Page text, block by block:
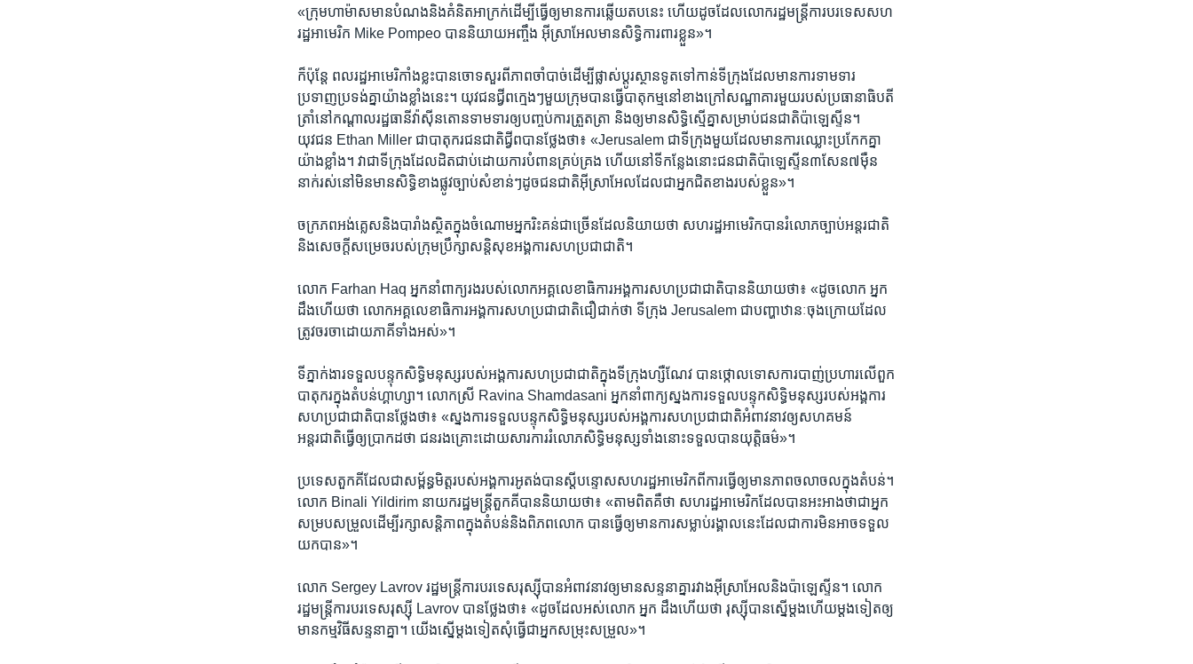
«ក្រុម​ហាម៉ាស​មាន​បំណង​និង​គំនិត​អាក្រក់​ដើម្បី​ធ្វើ​ឲ្យ​មាន​ការ​ឆ្លើយតប​នេះ ​ហើយ​ដូចដែល​លោករដ្ឋ​មន្ត្រី​ការ​បរទេស​សហ
រដ្ឋ​អាមេរិក Mike Pompeo ​បាននិយាយ​អញ្ចឹង ​អ៊ីស្រាអែល​មាន​សិទ្ធិការ​ពារ​ខ្លួន‍»។
ក៏ប៉ុន្តែ ​ពលរដ្ឋ​អាមេរិកាំង​ខ្លះ​បាន​ចោទ​សួរ​ពីភាព​ចាំបាច់​ដើម្បី​ផ្លាស់ប្តូរ​ស្ថានទូត​ទៅ​កាន់​ទីក្រុង​ដែល​មានការ​ទាមទារ​
ប្រទាញ​ប្រទង់​គ្នាយ៉ាង​ខ្លាំង​នេះ។ យុវជនជ្វីព​ក្មេងៗ​មួយ​ក្រុម​បាន​ធ្វើ​បាតុកម្ម​នៅ​ខាងក្រៅ​សណ្ឋាគារ​មួយរបស់​ប្រធានា​ធិបតី​
ត្រាំ​នៅ​កណ្តាល​រដ្ឋ​ធានី​វ៉ាស៊ីនតោន​ទាម​ទារ​ឲ្យ​បញ្ចប់​ការ​ត្រួតត្រា​ និង​ឲ្យ​មាន​សិទ្ធិ​ស្មើ​គ្នា​សម្រាប់​ជន​ជាតិ​ប៉ាឡេស្ទីន។
យុវជន Ethan Miller ជា​បាតុករ​ជន​ជាតិ​ជ្វីព​បាន​ថ្លែងថា៖ «Jerusalem ​ជាទីក្រុង​មួយ​ដែល​មាន​ការឈ្លោះ​ប្រកែក​គ្នា​
យ៉ាង​ខ្លាំង។ ​វា​ជា​ទីក្រុង​ដែល​ដិតជាប់​ដោយ​ការ​បំពានគ្រប់​គ្រង ​ហើយ​នៅ​ទី​កន្លែង​នោះ​ជន​ជាតិ​ប៉ាឡេស្ទីន​៣សែន​៧ម៉ឺន
នាក់​រស់​នៅ​មិន​មាន​សិទ្ធិ​ខាង​ផ្លូវ​ច្បាប់​សំខាន់ៗដូច​ជន​ជាតិ​អ៊ីស្រាអែល​ដែល​ជាអ្នក​ជិតខាង​របស់​ខ្លួន‍»។
ចក្រ​ភព​អង់គ្លេស​និង​បារាំង​ស្ថិត​ក្នុង​ចំណោម​អ្នករិះគន់​ជា​ច្រើន​ដែល​និយាយថា ​សហរដ្ឋ​អាមេរិក​បាន​រំលោភ​ច្បាប់​អន្តរជាតិ
និង​សេចក្តី​សម្រេច​របស់​ក្រុម​ប្រឹក្សា​សន្តិសុខ​អង្គការ​សហប្រជាជាតិ។
លោក Farhan Haq អ្នកនាំ​ពាក្យ​រង​របស់​លោក​អគ្គលេខាធិការ​អង្គការ​សហប្រជាជាតិ​បាន​និយាយថា៖ «ដូច​លោក អ្នក ​
ដឹង​ហើយ​ថា លោក​អគ្គលេខាធិការ​អង្គការ​សហប្រជាជាតិ​ជឿជាក់ថា ទីក្រុង Jerusalem ជា​បញ្ហា​ឋានៈចុង​ក្រោយ​ដែល​
ត្រូវ​ចរចា​ដោយ​ភាគី​ទាំងអស់‍»។
​ទីភ្នាក់​ងារទទួល​បន្ទុក​សិទ្ធិ​មនុស្ស​របស់​អង្គការ​សហប្រជាជាតិ​ក្នុង​ទីក្រុង​ហ្សឺណែវ ​បាន​ថ្កោលទោស​ការ​បាញ់​ប្រហារ​លើ​ពួក
បាតុករ​ក្នុង​តំបន់​ហ្គាហ្សា។ លោកស្រី Ravina Shamdasani អ្នកនាំ​ពាក្យស្នងការ​ទទួល​បន្ទុក​សិទ្ធិ​មនុស្ស​របស់​អង្គការ​
សហប្រជាជាតិ​បាន​ថ្លែងថា៖ «ស្នងការ​ទទួល​បន្ទុក​សិទ្ធិ​មនុស្ស​របស់​អង្គការ​សហ​ប្រជាជាតិ​អំពាវនាវ​ឲ្យ​សហគមន៍​
អន្តរជាតិ​ធ្វើ​ឲ្យ​ប្រាកដថា ​ជនរងគ្រោះ​ដោយសារការ​រំលោភសិទ្ធិ​មនុស្ស​ទាំងនោះ​ទទួល​បាន​យុត្តិធម៌‍»។
​ប្រទេស​តួកគី​ដែល​ជាសម្ព័ន្ធ​មិត្ត​របស់​អង្គការ​អូតង់​បាន​ស្តី​បន្ទោស​សហរដ្ឋ​អាមេរិក​ពី​ការ​ធ្វើ​ឲ្យមាន​ភាព​ចលាចល​ក្នុង​តំបន់។
លោក Binali Yildirim ​នាយករដ្ឋ​មន្ត្រី​តួកគី​បាន​និយាយ​ថា៖ «តាម​ពិត​គឺ​ថា សហរដ្ឋ​អាមេរិក​ដែល​បាន​អះអាងថា​ជា​អ្នក​
សម្រប​សម្រួលដើម្បី​រក្សា​សន្តិភាព​ក្នុង​តំបន់​និង​ពិភពលោក ​បាន​ធ្វើ​ឲ្យ​មានការ​សម្លាប់​រង្គាល​នេះ​ដែល​ជា​ការ​មិន​អាច​ទទួល​
យក​បាន‍»។
លោក Sergey Lavrov រដ្ឋមន្ត្រី​ការបរទេស​រុស្ស៊ី​បាន​អំពាវនាវ​ឲ្យ​មាន​សន្ទនាគ្នា​រវាងអ៊ីស្រាអែល​និង​ប៉ាឡេស្ទីន។ ​លោក​
រដ្ឋ​មន្ត្រី​ការ​បរទេស​រុស្ស៊ី Lavrov ​បាន​ថ្លែង​ថា៖ «ដូចដែល​អស់លោក ​អ្នក ​ដឹង​ហើយ​ថា ​រុស្ស៊ី​បាន​ស្នើម្តង​ហើយ​ម្តង​ទៀត​ឲ្យ​
មាន​កម្មវិធី​សន្ទនា​គ្នា។​ យើង​ស្នើ​ម្តង​ទៀត​សុំ​ធ្វើ​ជាអ្នកសម្រុះ​សម្រួល»។